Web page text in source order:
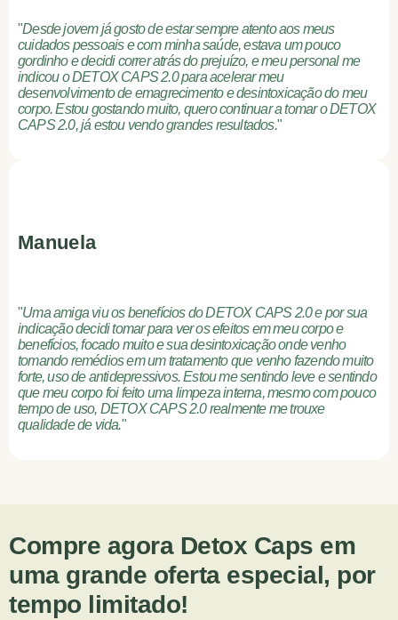
"Desde jovem já gosto de estar sempre atento aos meus
cuidados pessoais e com minha saúde, estava um pouco
gordinho e decidi correr atrás do prejuízo, e meu personal me
indicou o DETOX CAPS 2.0 para acelerar meu
desenvolvimento de emagrecimento e desintoxicação do meu
corpo. Estou gostando muito, quero continuar a tomar o DETOX
CAPS 2.0, já estou vendo grandes resultados."
Manuela
"Uma amiga viu os benefícios do DETOX CAPS 2.0 e por sua
indicação decidi tomar para ver os efeitos em meu corpo e
benefícios, focado muito e sua desintoxicação onde venho
tomando remédios em um tratamento que venho fazendo muito
forte, uso de antidepressivos. Estou me sentindo leve e sentindo
que meu corpo foi feito uma limpeza interna, mesmo com pouco
tempo de uso, DETOX CAPS 2.0 realmente me trouxe
qualidade de vida."
Compre agora Detox Caps em
uma grande oferta especial, por
tempo limitado!